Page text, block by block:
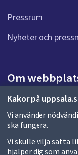
Kakor på
Vi använder
ska fungera.
Vi skulle vilja sätta
hjälper dig som
e
n
n
a
d
a
Pressrum
Nyheter och
Om
Om webbplatsen
Allmänna
Behandling av